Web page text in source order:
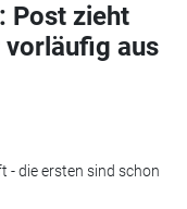
Post zieht
aus
- die ersten sind schon